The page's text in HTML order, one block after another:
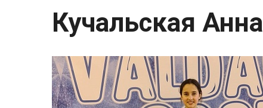
Кучальская Анна